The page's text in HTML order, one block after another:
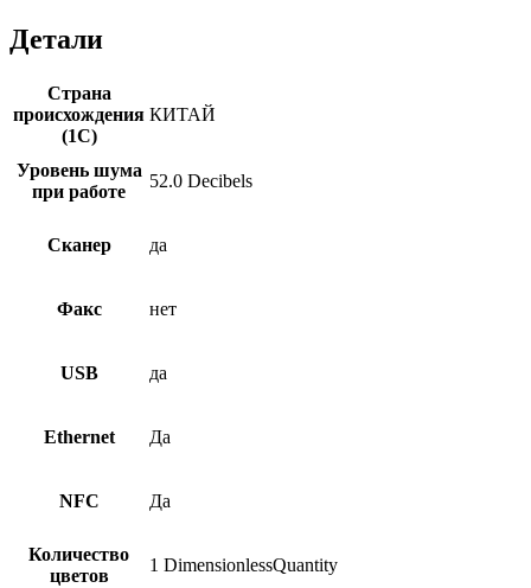
Детали
Страна
происхождения
(1С)
КИТАЙ
Уровень шума
при работе
52.0 Decibels
Сканер да
Факс нет
USB да
Ethernet Да
NFC Да
Количество
цветов
1 DimensionlessQuantity